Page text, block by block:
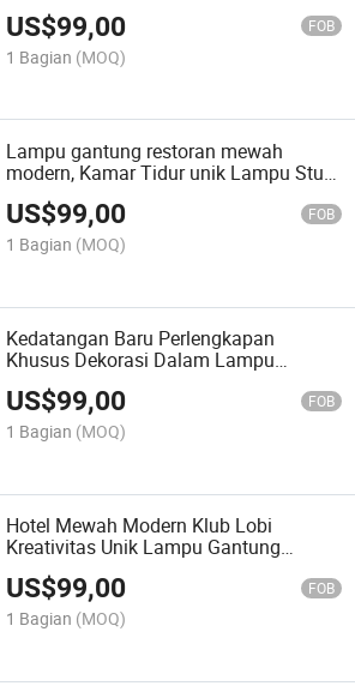
US$99,00 FOB
1 Bagian (MOQ)
Lampu gantung restoran mewah
modern, Kamar Tidur unik Lampu Studi
Lampu Batas lantai
US$99,00 FOB
1 Bagian (MOQ)
Kedatangan Baru Perlengkapan
Khusus Dekorasi Dalam Lampu
Mewah Hotel Vila Tangga Lampu
Gantung Kristal LED Mewah
US$99,00 FOB
1 Bagian (MOQ)
Hotel Mewah Modern Klub Lobi
Kreativitas Unik Lampu Gantung
Kustom Pusat Perbelanjaan Vila Ruang
Makan Lampu Dekoratif
US$99,00 FOB
1 Bagian (MOQ)